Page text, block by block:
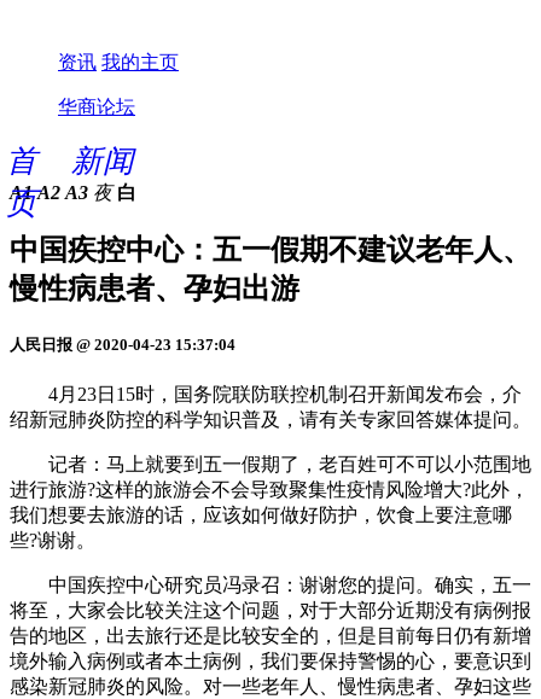
资讯 我的主页
华商论坛
首
页
新闻
A1 A2 A3 夜 白
中国疾控中心：五一假期不建议老年人、
慢性病患者、孕妇出游
人民日报 @ 2020-04-23 15:37:04
4月23日15时，国务院联防联控机制召开新闻发布会，介
绍新冠肺炎防控的科学知识普及，请有关专家回答媒体提问。
记者：马上就要到五一假期了，老百姓可不可以小范围地
进行旅游?这样的旅游会不会导致聚集性疫情风险增大?此外，
我们想要去旅游的话，应该如何做好防护，饮食上要注意哪
些?谢谢。
中国疾控中心研究员冯录召：谢谢您的提问。确实，五一
将至，大家会比较关注这个问题，对于大部分近期没有病例报
告的地区，出去旅行还是比较安全的，但是目前每日仍有新增
境外输入病例或者本土病例，我们要保持警惕的心，要意识到
感染新冠肺炎的风险。对一些老年人、慢性病患者、孕妇这些